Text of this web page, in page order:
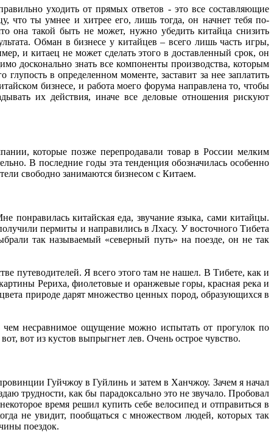
уходить от прямых ответов - это все составляющие
что ты умнее и хитрее его, лишь тогда, он начнет тебя по-
она такой быть не может, нужно убедить китайца снизить
Обман в бизнесе у китайцев – всего лишь часть игры,
и китаец не может сделать этого в доставленный срок, он
досконально знать все компоненты производства, которым
в определенном моменте, заставит за нее заплатить
бизнесе, и работа моего форума направлена то, чтобы
их действия, иначе все деловые отношения рискуют
которые позже перепродавали товар в России мелким
В последние годы эта тенденция обозначилась особенно
свободно занимаются бизнесом с Китаем.
понравилась китайская еда, звучание языка, сами китайцы.
пермиты и направились в Лхасу. У восточного Тибета
так называемый «северный путь» на поезде, он не так
путеводителей. Я всего этого там не нашел. В Тибете, как и
Рериха, фиолетовые и оранжевые горы, красная река и
природе дарят множество ценных пород, образующихся в
чем несравнимое ощущение можно испытать от прогулок по
вот из кустов выпрыгнет лев. Очень острое чувство.
Гуйчжоу в Гуйлинь и затем в Ханчжоу. Зачем я начал
трудности, как бы парадоксально это не звучало. Пробовал
время решил купить себе велосипед и отправиться в
не увидит, пообщаться с множеством людей, которых так
поездок.